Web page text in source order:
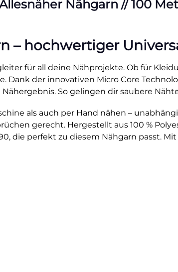
Nähgarn // 100
– hochwertiger
für all deine Nähprojekte. Ob für
Dank der innovativen Micro Core
So gelingen dir saubere
als auch per Hand nähen –
gerecht. Hergestellt aus 100 %
die perfekt zu diesem Nähgarn passt.